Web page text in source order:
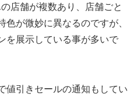
店舗が複数あり、店舗ごと
が微妙に異なるのですが、
を展示している事が多いで
値引きセールの通知もしてい